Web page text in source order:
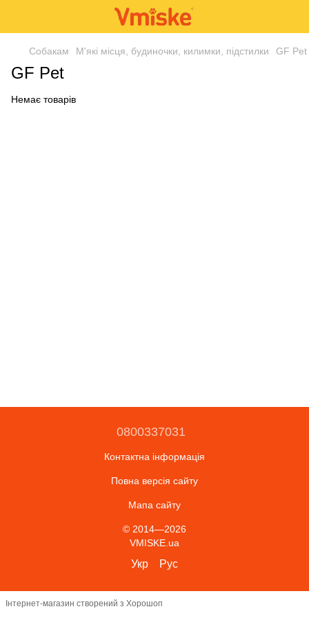
Собакам М'які місця, будиночки, килимки, підстилки GF Pet
GF Pet
Немає товарів
0800337031
Контактна інформація
Повна версія сайту
Мапа сайту
© 2014—2026
VMISKE.ua
Укр Рус
Інтернет-магазин створений з Хорошоп